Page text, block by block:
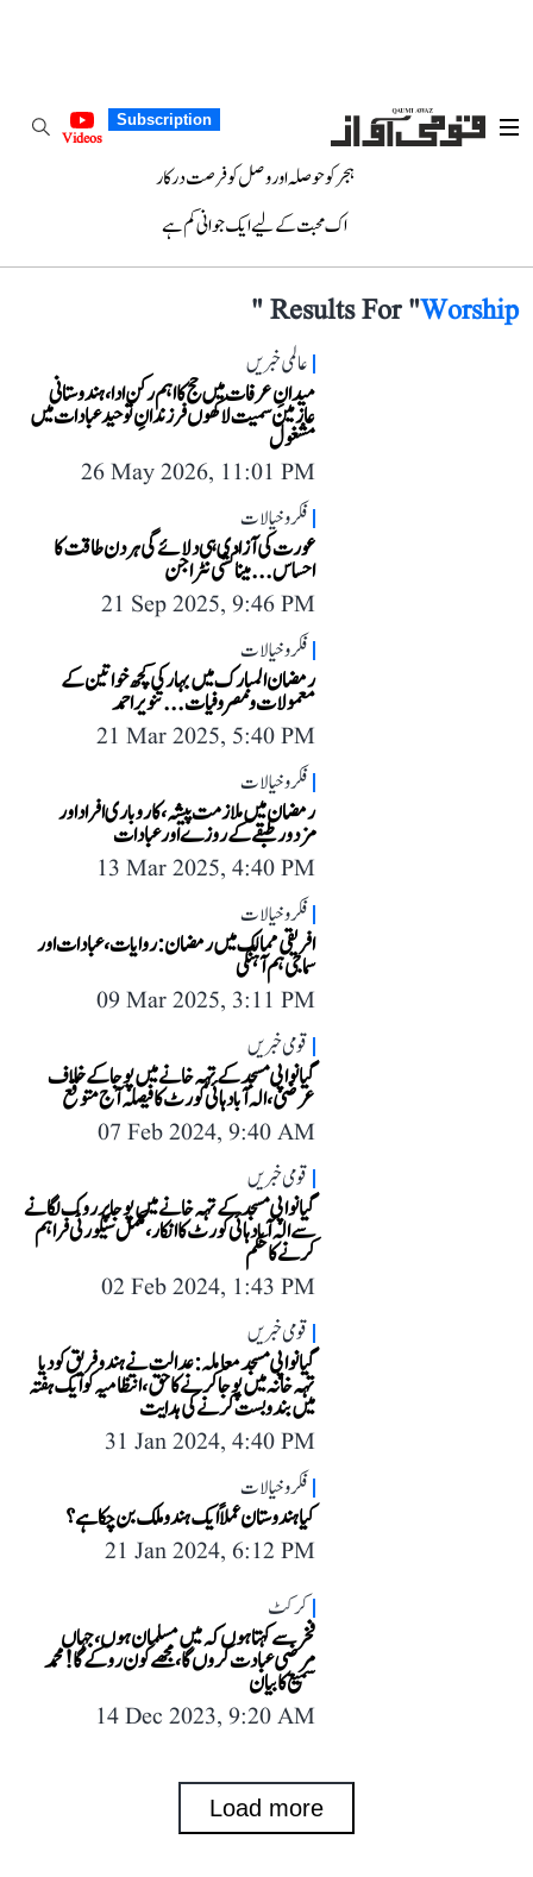
Subscription
Videos
ہجر کو حوصلہ اور وصل کو فرصت درکار
اک محبت کے لیے ایک جوانی کم ہے
Results For "Worship
"
عالمی خبریں
میدانِ عرفات میں حج کا اہم رکن ادا، ہندوستانی
عازمین سمیت لاکھوں فرزندانِ توحید عبادات میں
مشغول
26 May 2026, 11:01 PM
فکر و خیالات
عورت کی آزادی ہی دلائے گی ہر دن طاقت کا
احساس...میناکشی نٹراجن
21 Sep 2025, 9:46 PM
فکر و خیالات
رمضان المبارک میں بہار کی کچھ خواتین کے
معمولات و مصروفیات... تنویر احمد
21 Mar 2025, 5:40 PM
فکر و خیالات
رمضان میں ملازمت پیشہ، کاروباری افراد اور
مزدور طبقے کے روزے اور عبادات
13 Mar 2025, 4:40 PM
فکر و خیالات
افریقی ممالک میں رمضان: روایات، عبادات اور
سماجی ہم آہنگی
09 Mar 2025, 3:11 PM
قومی خبریں
گیانواپی مسجد کے تہہ خانے میں پوجا کے خلاف
عرضی، الہ آباد ہائی کورٹ کا فیصلہ آج متوقع
07 Feb 2024, 9:40 AM
قومی خبریں
گیانواپی مسجد کے تہہ خانے میں پوجا پر روک لگانے
سے الہ آباد ہائی کورٹ کا انکار، مکمل سیکورٹی فراہم
کرنے کا حکم
02 Feb 2024, 1:43 PM
قومی خبریں
گیانواپی مسجد معاملہ: عدالت نے ہندو فریق کو دیا
تہہ خانہ میں پوجا کرنے کا حق، انتظامیہ کو ایک ہفتہ
میں بندوبست کرنے کی ہدایت
31 Jan 2024, 4:40 PM
فکر و خیالات
کیا ہندوستان عملاً ایک ہندو ملک بن چکا ہے؟
21 Jan 2024, 6:12 PM
کرکٹ
فخر سے کہتا ہوں کہ میں مسلمان ہوں، جہاں
مرضی عبادت کروں گا، مجھے کون روکے گا! محمد
سمیع کا بیان
14 Dec 2023, 9:20 AM
Load more